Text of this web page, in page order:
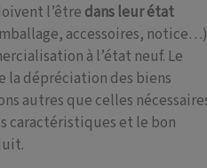
l’être dans leur état
accessoires,
à l’état neuf. Le
la dépréciation des biens
autres que celles
caractéristiques et le bon